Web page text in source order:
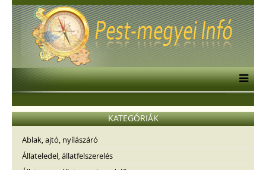
KATEGÓRIÁK
Ablak, ajtó, nyílászáró
Állateledel, állatfelszerelés